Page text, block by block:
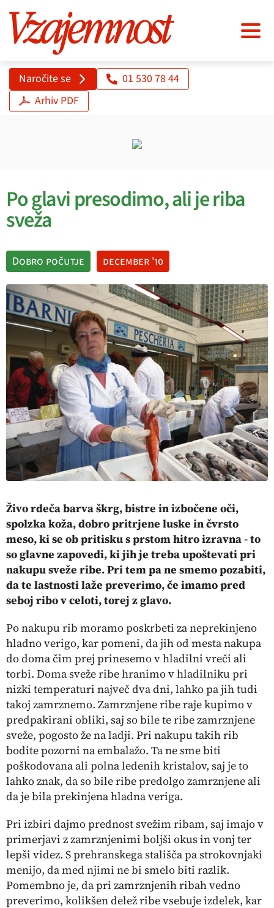
Naročite se
01 530 78 44
Arhiv PDF
Po glavi presodimo, ali je riba
sveža
Dobro počutje december '10
Živo rdeča barva škrg, bistre in izbočene oči,
spolzka koža, dobro pritrjene luske in čvrsto
meso, ki se ob pritisku s prstom hitro izravna - to
so glavne zapovedi, ki jih je treba upoštevati pri
nakupu sveže ribe. Pri tem pa ne smemo pozabiti,
da te lastnosti laže preverimo, če imamo pred
seboj ribo v celoti, torej z glavo.
Po nakupu rib moramo poskrbeti za neprekinjeno
hladno verigo, kar pomeni, da jih od mesta nakupa
do doma čim prej prinesemo v hladilni vreči ali
torbi. Doma sveže ribe hranimo v hladilniku pri
nizki temperaturi največ dva dni, lahko pa jih tudi
takoj zamrznemo. Zamrznjene ribe raje kupimo v
predpakirani obliki, saj so bile te ribe zamrznjene
sveže, pogosto že na ladji. Pri nakupu takih rib
bodite pozorni na embalažo. Ta ne sme biti
poškodovana ali polna ledenih kristalov, saj je to
lahko znak, da so bile ribe predolgo zamrznjene ali
da je bila prekinjena hladna veriga.
Pri izbiri dajmo prednost svežim ribam, saj imajo v
primerjavi z zamrznjenimi boljši okus in vonj ter
lepši videz. S prehranskega stališča pa strokovnjaki
menijo, da med njimi ne bi smelo biti razlik.
Pomembno je, da pri zamrznjenih ribah vedno
preverimo, kolikšen delež ribe vsebuje izdelek, kar